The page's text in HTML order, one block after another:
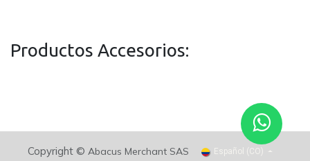
Productos Accesorios:
Copyright © Abacus Merchant SAS Español (CO)